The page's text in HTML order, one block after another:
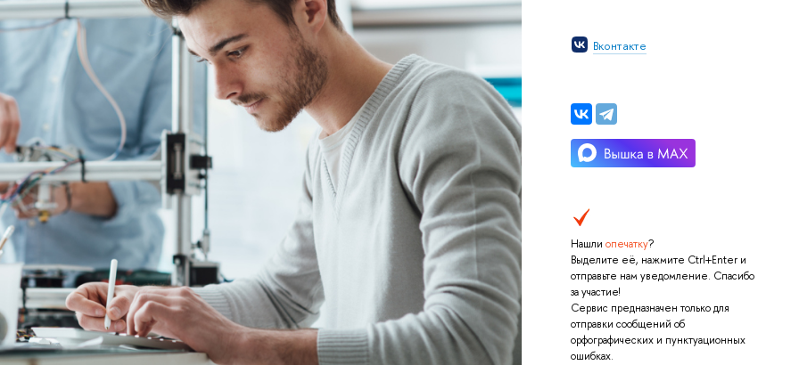
Вконтакте
Нашли опечатку?
Выделите её, нажмите Ctrl+Enter и
отправьте нам уведомление. Спасибо
за участие!
Сервис предназначен только для
отправки сообщений об
орфографических и пунктуационных
ошибках.